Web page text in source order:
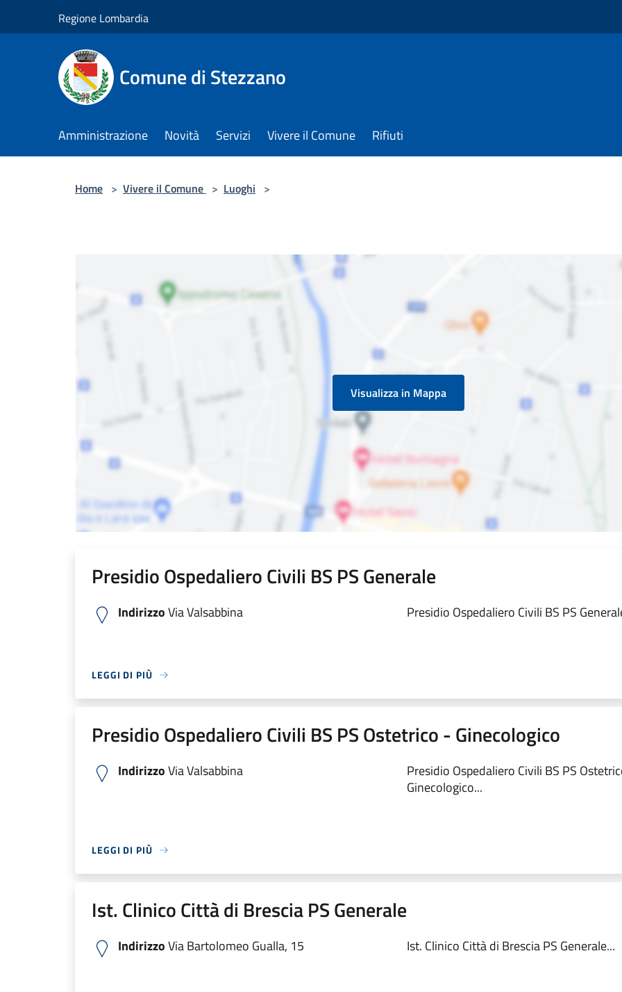
Regione Lombardia
Comune di Stezzano
Amministrazione Novità Servizi Vivere il Comune Rifiuti
Home > Vivere il Comune > Luoghi >
Visualizza in Mappa
Presidio Ospedaliero Civili BS PS Generale
IndirizzoVia Valsabbina Presidio Ospedaliero Civili BS PS
LEGGI DI PIÙ
Presidio Ospedaliero Civili BS PS Ostetrico - Ginecologico
IndirizzoVia Valsabbina
Presidio Ospedaliero Civili BS PS
Ginecologico...
LEGGI DI PIÙ
Ist. Clinico Città di Brescia PS Generale
IndirizzoVia Bartolomeo Gualla, 15 Ist. Clinico Città di Brescia PS Generale...